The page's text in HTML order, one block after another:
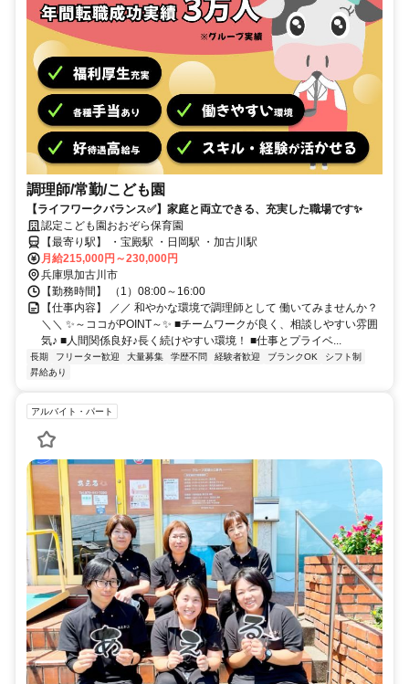
調理師/常勤/こども園
【ライフワークバランス✅️】家庭と両立できる、充実した職場です✨
認定こども園おおぞら保育園
【最寄り駅】 ・宝殿駅 ・日岡駅 ・加古川駅
月給215,000円～230,000円
兵庫県加古川市
【勤務時間】 （1）08:00～16:00
【仕事内容】 ／／ 和やかな環境で調理師として 働いてみませんか？
＼＼ ✨～ココがPOINT～✨ ■チームワークが良く、相談しやすい雰囲
気♪ ■人間関係良好♪長く続けやすい環境！ ■仕事とプライベ...
長期 フリーター歓迎 大量募集 学歴不問 経験者歓迎 ブランクOK
シフト制
昇給あり
アルバイト・パート